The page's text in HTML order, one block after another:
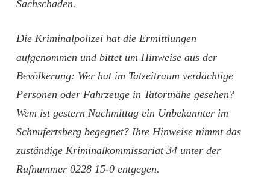
Sachschaden.
Die Kriminalpolizei hat die Ermittlungen
aufgenommen und bittet um Hinweise aus der
Bevölkerung: Wer hat im Tatzeitraum verdächtige
Personen oder Fahrzeuge in Tatortnähe gesehen?
Wem ist gestern Nachmittag ein Unbekannter im
Schnufertsberg begegnet? Ihre Hinweise nimmt das
zuständige Kriminalkommissariat 34 unter der
Rufnummer 0228 15-0 entgegen.